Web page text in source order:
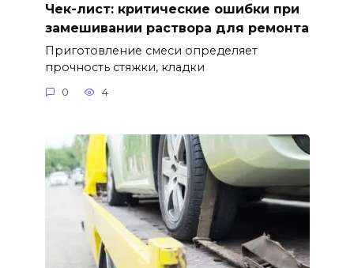
Чек-лист: критические ошибки при
замешивании раствора для ремонта
Приготовление смеси определяет
прочность стяжки, кладки
0 4